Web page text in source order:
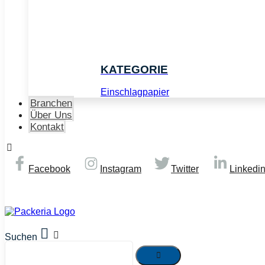
KATEGORIE
Einschlagpapier
Branchen
Über Uns
Kontakt
Facebook Instagram Twitter Linkedin